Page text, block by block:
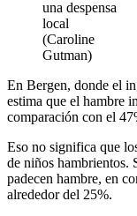
una despensa
local
(Caroline
Gutman)
En Bergen, donde el
estima que el hambre
comparación con el
Eso no significa que
de niños hambrientos.
padecen hambre, en
alrededor del 25%.